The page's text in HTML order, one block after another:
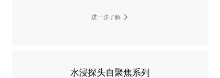
进一步了解
水浸探头自聚焦系列